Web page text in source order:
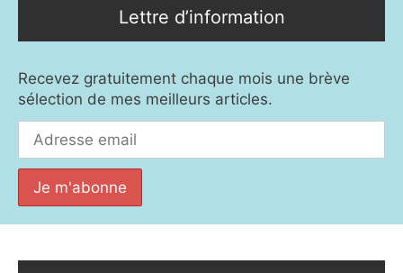
Lettre d’information
Recevez gratuitement chaque mois une brève
sélection de mes meilleurs articles.